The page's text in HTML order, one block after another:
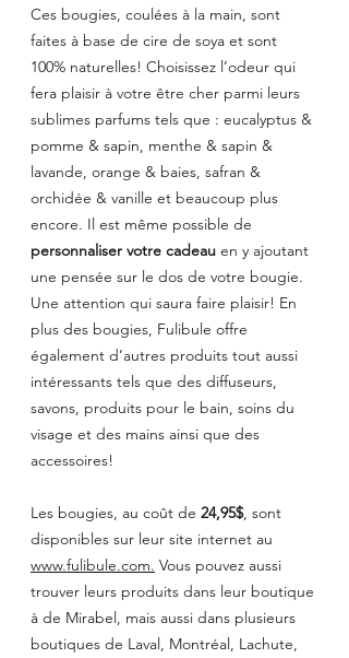
Ces bougies, coulées à la main, sont
faites à base de cire de soya et sont
100% naturelles! Choisissez l’odeur qui
fera plaisir à votre être cher parmi leurs
sublimes parfums tels que : eucalyptus &
pomme & sapin, menthe & sapin &
lavande, orange & baies, safran &
orchidée & vanille et beaucoup plus
encore. Il est même possible de
personnaliser votre cadeau en y ajoutant
une pensée sur le dos de votre bougie.
Une attention qui saura faire plaisir! En
plus des bougies, Fulibule offre
également d’autres produits tout aussi
intéressants tels que des diffuseurs,
savons, produits pour le bain, soins du
visage et des mains ainsi que des
accessoires!
Les bougies, au coût de 24,95$, sont
disponibles sur leur site internet au
www.fulibule.com. Vous pouvez aussi
trouver leurs produits dans leur boutique
à de Mirabel, mais aussi dans plusieurs
boutiques de Laval, Montréal, Lachute,